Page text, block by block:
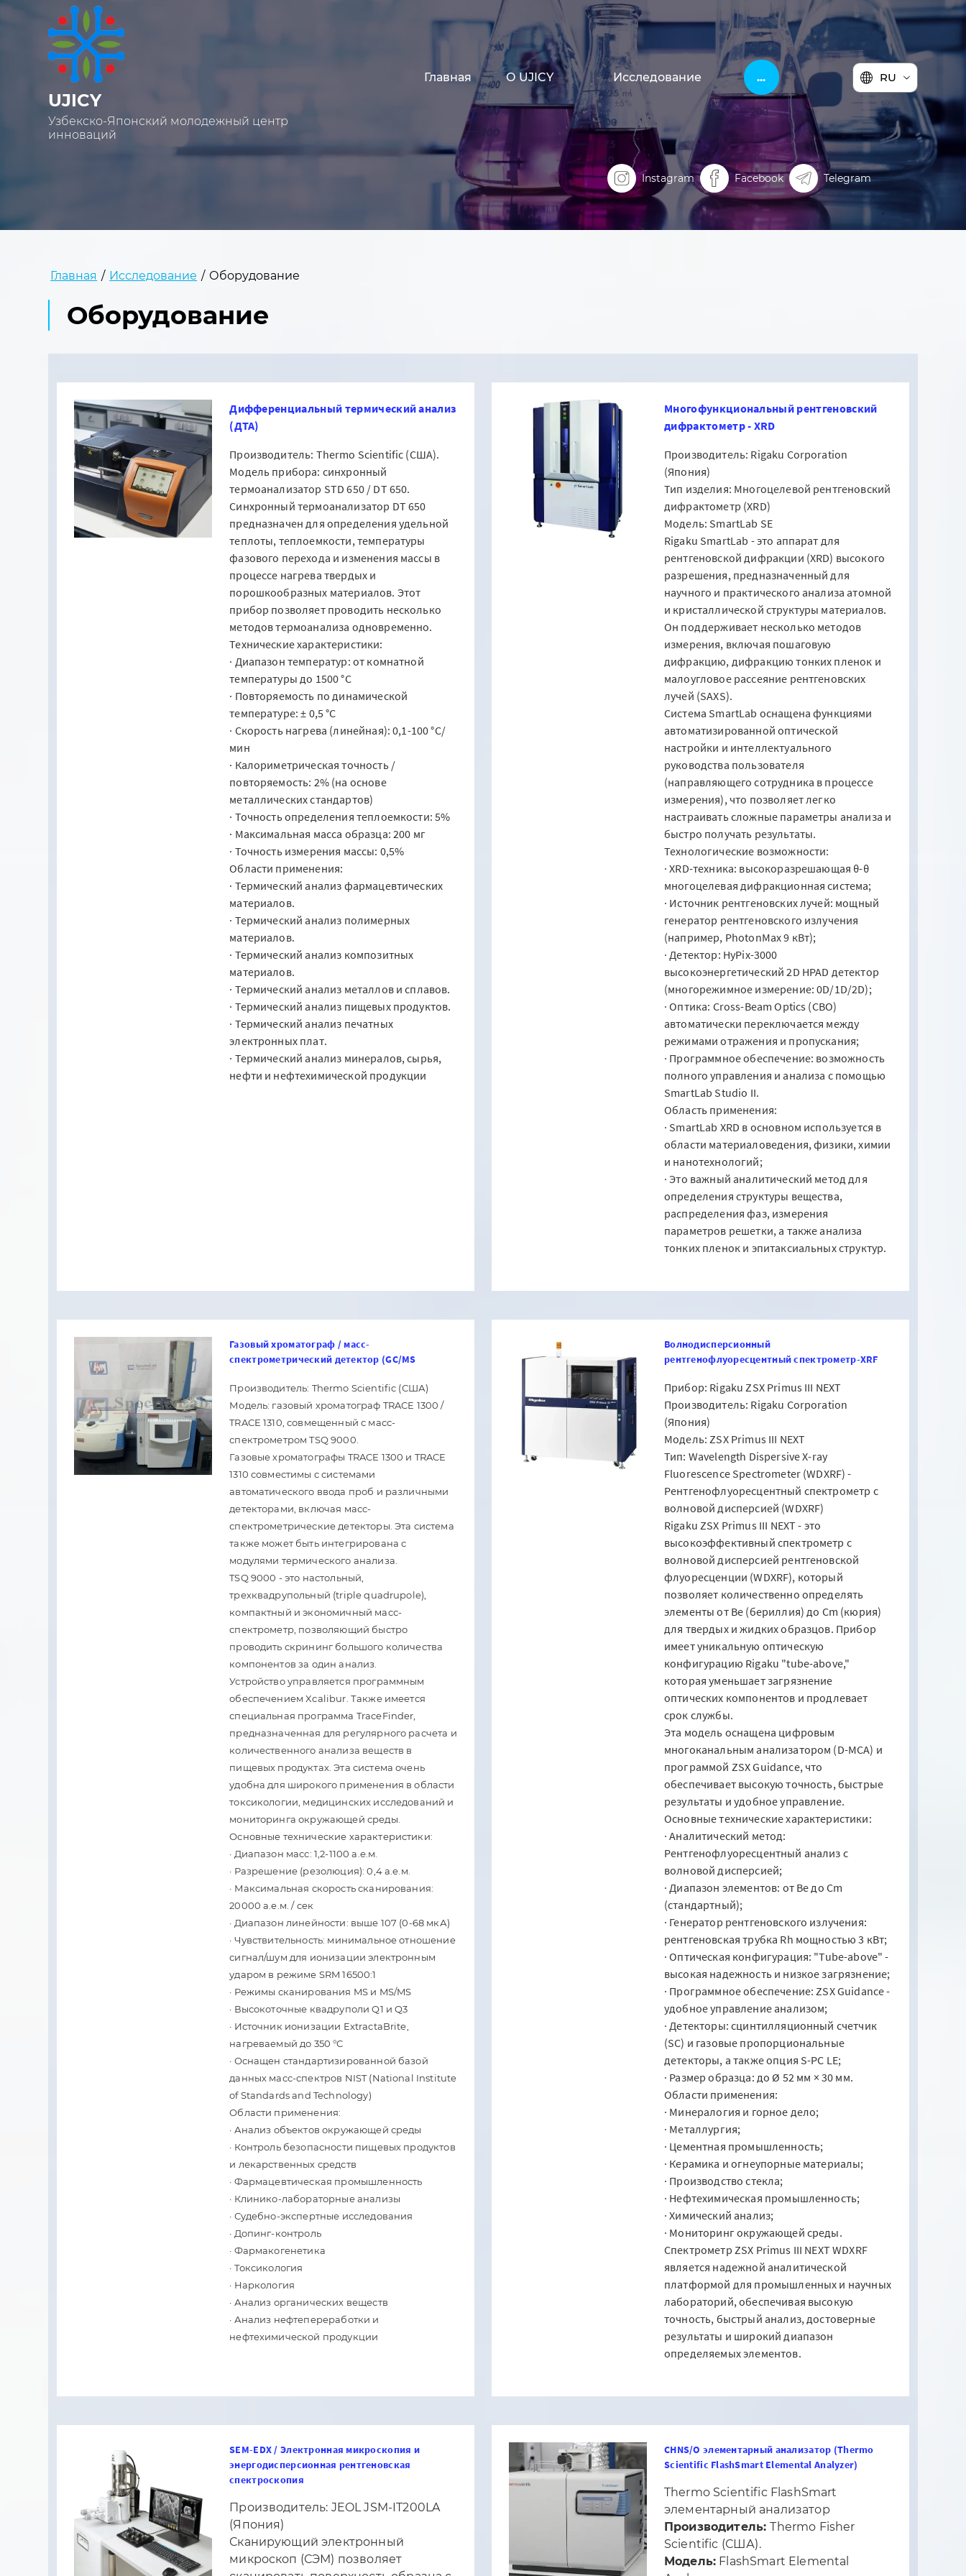
UJICY
Узбекско-Японский молодежный центр
инноваций
Главная О UJICY Исследование ... RU
Instagram Facebook Telegram
Главная / Исследование / Оборудование
Оборудование
Дифференциальный термический анализ
(ДТА)
Производитель: Thermo Scientific (США).
Модель прибора: синхронный
термоанализатор STD 650 / DT 650.
Синхронный термоанализатор DT 650
предназначен для определения удельной
теплоты, теплоемкости, температуры
фазового перехода и изменения массы в
процессе нагрева твердых и
порошкообразных материалов. Этот
прибор позволяет проводить несколько
методов термоанализа одновременно.
Технические характеристики:
· Диапазон температур: от комнатной
температуры до 1500 °C
· Повторяемость по динамической
температуре: ± 0,5 °C
· Скорость нагрева (линейная): 0,1-100 °C/
мин
· Калориметрическая точность /
повторяемость: 2% (на основе
металлических стандартов)
· Точность определения теплоемкости: 5%
· Максимальная масса образца: 200 мг
· Точность измерения массы: 0,5%
Области применения:
· Термический анализ фармацевтических
материалов.
· Термический анализ полимерных
материалов.
· Термический анализ композитных
материалов.
· Термический анализ металлов и сплавов.
· Термический анализ пищевых продуктов.
· Термический анализ печатных
электронных плат.
· Термический анализ минералов, сырья,
нефти и нефтехимической продукции
Многофункциональный рентгеновский
дифрактометр - XRD
Производитель: Rigaku Corporation
(Япония)
Тип изделия: Многоцелевой рентгеновский
дифрактометр (XRD)
Модель: SmartLab SE
Rigaku SmartLab - это аппарат для
рентгеновской дифракции (XRD) высокого
разрешения, предназначенный для
научного и практического анализа атомной
и кристаллической структуры материалов.
Он поддерживает несколько методов
измерения, включая пошаговую
дифракцию, дифракцию тонких пленок и
малоугловое рассеяние рентгеновских
лучей (SAXS).
Система SmartLab оснащена функциями
автоматизированной оптической
настройки и интеллектуального
руководства пользователя
(направляющего сотрудника в процессе
измерения), что позволяет легко
настраивать сложные параметры анализа и
быстро получать результаты.
Технологические возможности:
· XRD-техника: высокоразрешающая θ-θ
многоцелевая дифракционная система;
· Источник рентгеновских лучей: мощный
генератор рентгеновского излучения
(например, PhotonMax 9 кВт);
· Детектор: HyPix-3000
высокоэнергетический 2D HPAD детектор
(многорежимное измерение: 0D/1D/2D);
· Оптика: Cross-Beam Optics (CBO)
автоматически переключается между
режимами отражения и пропускания;
· Программное обеспечение: возможность
полного управления и анализа с помощью
SmartLab Studio II.
Область применения:
· SmartLab XRD в основном используется в
области материаловедения, физики, химии
и нанотехнологий;
· Это важный аналитический метод для
определения структуры вещества,
распределения фаз, измерения
параметров решетки, а также анализа
тонких пленок и эпитаксиальных структур.
Газовый хроматограф / масс-
спектрометрический детектор (GC/MS
Производитель: Thermo Scientific (США)
Модель: газовый хроматограф TRACE 1300 /
TRACE 1310, совмещенный с масс-
спектрометром TSQ 9000.
Газовые хроматографы TRACE 1300 и TRACE
1310 совместимы с системами
автоматического ввода проб и различными
детекторами, включая масс-
спектрометрические детекторы. Эта система
также может быть интегрирована с
модулями термического анализа.
TSQ 9000 - это настольный,
трехквадрупольный (triple quadrupole),
компактный и экономичный масс-
спектрометр, позволяющий быстро
проводить скрининг большого количества
компонентов за один анализ.
Устройство управляется программным
обеспечением Xcalibur. Также имеется
специальная программа TraceFinder,
предназначенная для регулярного расчета и
количественного анализа веществ в
пищевых продуктах. Эта система очень
удобна для широкого применения в области
токсикологии, медицинских исследований и
мониторинга окружающей среды.
Основные технические характеристики:
· Диапазон масс: 1,2-1100 а.е.м.
· Разрешение (резолюция): 0,4 а.е.м.
· Максимальная скорость сканирования:
20000 а.е.м. / сек
· Диапазон линейности: выше 107 (0-68 мкА)
· Чувствительность: минимальное отношение
сигнал/шум для ионизации электронным
ударом в режиме SRM 16500:1
· Режимы сканирования MS и MS/MS
· Высокоточные квадруполи Q1 и Q3
· Источник ионизации ExtractaBrite,
нагреваемый до 350 °C
· Оснащен стандартизированной базой
данных масс-спектров NIST (National Institute
of Standards and Technology)
Области применения:
· Анализ объектов окружающей среды
· Контроль безопасности пищевых продуктов
и лекарственных средств
· Фармацевтическая промышленность
· Клинико-лабораторные анализы
· Судебно-экспертные исследования
· Допинг-контроль
· Фармакогенетика
· Токсикология
· Наркология
· Анализ органических веществ
· Анализ нефтепереработки и
нефтехимической продукции
Волнодисперсионный
рентгенофлуоресцентный спектрометр-XRF
Прибор: Rigaku ZSX Primus III NEXT
Производитель: Rigaku Corporation
(Япония)
Модель: ZSX Primus III NEXT
Тип: Wavelength Dispersive X-ray
Fluorescence Spectrometer (WDXRF) -
Рентгенофлуоресцентный спектрометр с
волновой дисперсией (WDXRF)
Rigaku ZSX Primus III NEXT - это
высокоэффективный спектрометр с
волновой дисперсией рентгеновской
флуоресценции (WDXRF), который
позволяет количественно определять
элементы от Be (бериллия) до Cm (кюрия)
для твердых и жидких образцов. Прибор
имеет уникальную оптическую
конфигурацию Rigaku "tube-above,"
которая уменьшает загрязнение
оптических компонентов и продлевает
срок службы.
Эта модель оснащена цифровым
многоканальным анализатором (D-MCA) и
программой ZSX Guidance, что
обеспечивает высокую точность, быстрые
результаты и удобное управление.
Основные технические характеристики:
· Аналитический метод:
Рентгенофлуоресцентный анализ с
волновой дисперсией;
· Диапазон элементов: от Be до Cm
(стандартный);
· Генератор рентгеновского излучения:
рентгеновская трубка Rh мощностью 3 кВт;
· Оптическая конфигурация: "Tube-above" -
высокая надежность и низкое загрязнение;
· Программное обеспечение: ZSX Guidance -
удобное управление анализом;
· Детекторы: сцинтилляционный счетчик
(SC) и газовые пропорциональные
детекторы, а также опция S-PC LE;
· Размер образца: до Ø 52 мм × 30 мм.
Области применения:
· Минералогия и горное дело;
· Металлургия;
· Цементная промышленность;
· Керамика и огнеупорные материалы;
· Производство стекла;
· Нефтехимическая промышленность;
· Химический анализ;
· Мониторинг окружающей среды.
Спектрометр ZSX Primus III NEXT WDXRF
является надежной аналитической
платформой для промышленных и научных
лабораторий, обеспечивая высокую
точность, быстрый анализ, достоверные
результаты и широкий диапазон
определяемых элементов.
SEM-EDX / Электронная микроскопия и
энергодисперсионная рентгеновская
спектроскопия
Производитель: JEOL JSM-IT200LA
(Япония)
Сканирующий электронный
микроскоп (СЭМ) позволяет
CHNS/O элементарный анализатор (Thermo
Scientific FlashSmart Elemental Analyzer)
Thermo Scientific FlashSmart
элементарный анализатор
Производитель:Thermo Fisher
Scientific (США).
Модель: FlashSmart Elemental